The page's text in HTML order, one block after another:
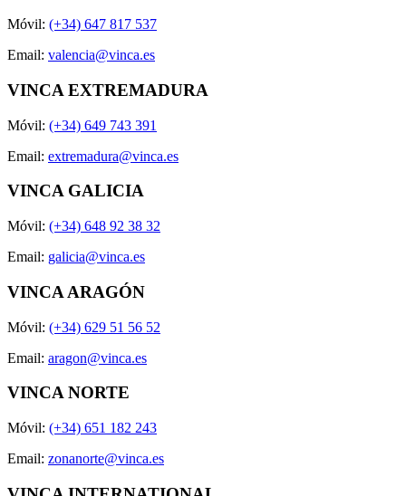
Móvil: (+34) 647 817 537
Email: valencia@vinca.es
VINCA EXTREMADURA
Móvil: (+34) 649 743 391
Email: extremadura@vinca.es
VINCA GALICIA
Móvil: (+34) 648 92 38 32
Email: galicia@vinca.es
VINCA ARAGÓN
Móvil: (+34) 629 51 56 52
Email: aragon@vinca.es
VINCA NORTE
Móvil: (+34) 651 182 243
Email: zonanorte@vinca.es